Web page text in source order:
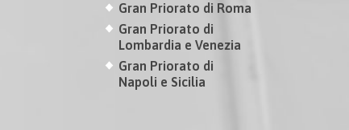
Gran Priorato di Roma
Gran Priorato di
Lombardia e Venezia
Gran Priorato di
Napoli e Sicilia